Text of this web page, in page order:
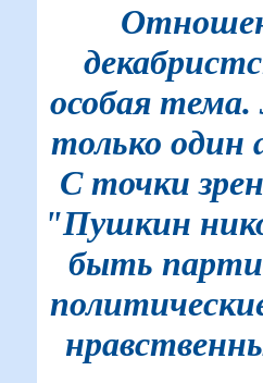
особая
только
С точки
"Пушкин
быть